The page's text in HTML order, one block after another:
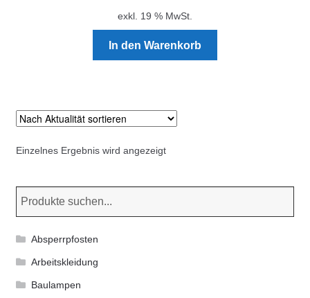
Neuheiten
Rohrauslassgitter
Schachtzubehör
Stadtmöblierung
exkl. 19 % MwSt.
In den Warenkorb
Einzelnes Ergebnis wird angezeigt
Absperrpfosten
Arbeitskleidung
Baulampen